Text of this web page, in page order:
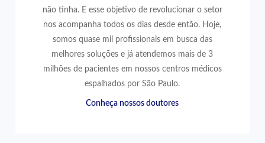
não tinha. E esse objetivo de revolucionar o setor
nos acompanha todos os dias desde então. Hoje,
somos quase mil profissionais em busca das
melhores soluções e já atendemos mais de 3
milhões de pacientes em nossos centros médicos
espalhados por São Paulo.
Conheça nossos doutores